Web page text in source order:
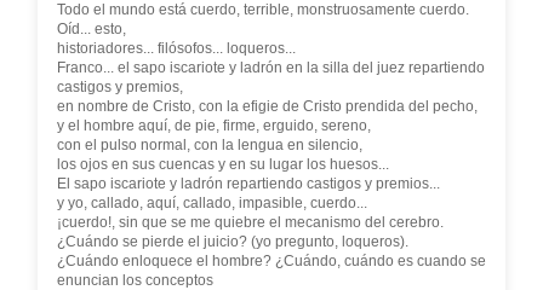
Todo el mundo está cuerdo, terrible, monstruosamente cuerdo.
Oíd... esto,
historiadores... filósofos... loqueros...
Franco... el sapo iscariote y ladrón en la silla del juez repartiendo
castigos y premios,
en nombre de Cristo, con la efigie de Cristo prendida del pecho,
y el hombre aquí, de pie, firme, erguido, sereno,
con el pulso normal, con la lengua en silencio,
los ojos en sus cuencas y en su lugar los huesos...
El sapo iscariote y ladrón repartiendo castigos y premios...
y yo, callado, aquí, callado, impasible, cuerdo...
¡cuerdo!, sin que se me quiebre el mecanismo del cerebro.
¿Cuándo se pierde el juicio? (yo pregunto, loqueros).
¿Cuándo enloquece el hombre? ¿Cuándo, cuándo es cuando se
enuncian los conceptos